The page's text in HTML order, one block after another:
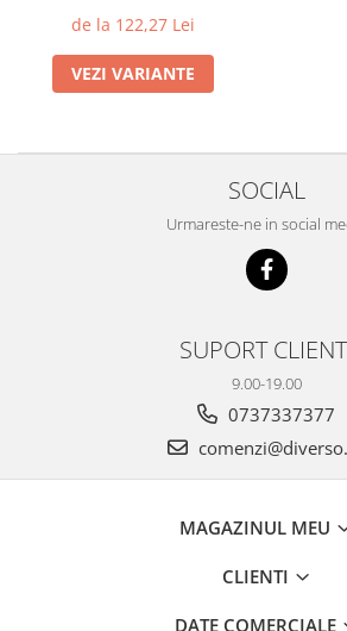
de la 122,27 Lei
VEZI VARIANTE
SOCIAL
Urmareste-ne in social
SUPORT
9.00-19.00
0737337377
MAGAZINUL MEU
CLIENTI
DATE COMERCIALE